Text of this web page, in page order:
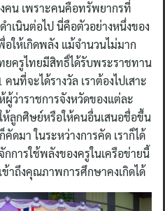
คน เพราะคนคือทรัพยากรที่
เนินต่อไป นี่คือตัวอย่างหนึ่งของ
ให้เกิดพลัง แม้จำนวนไม่มาก
ยครูไทยมีสิทธิ์ได้รับพระราชทาน
นที่จะได้รางวัล เราต้องไปเสาะ
ว่าราชการจังหวัดของแต่ละ
ห้ลูกศิษย์หรือให้คนอื่นเสนอชื่อขึ้น
ดมา ในระหว่างการคัด เราก็ได้
กการใช้พลังของครูในเครือข่ายนี้
าถึงคุณภาพการศึกษาคงเกิดได้